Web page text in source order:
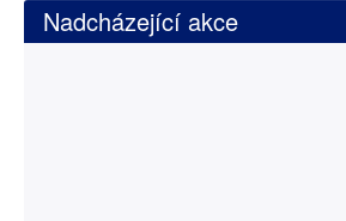
Nadcházející akce